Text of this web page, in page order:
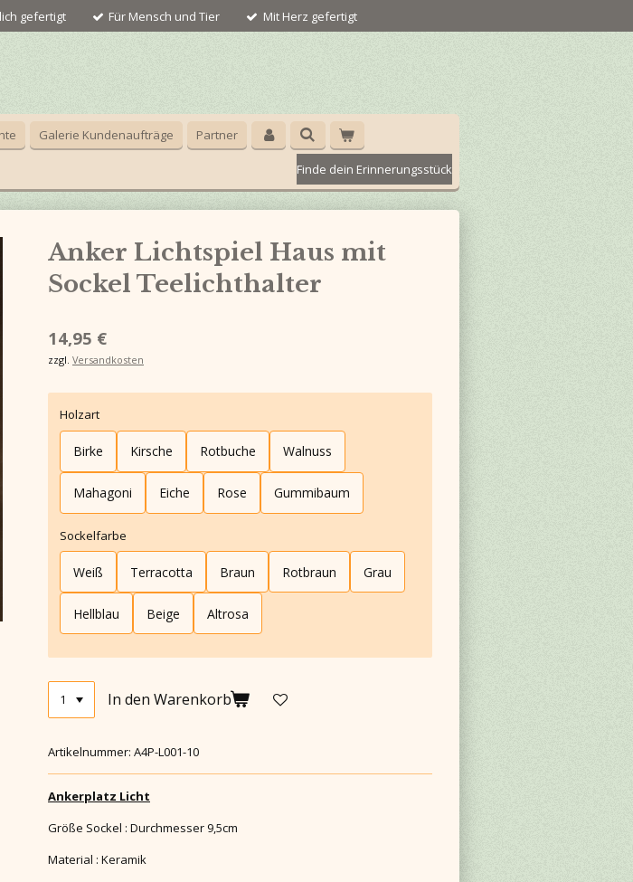
gefertigt Für Mensch und Tier Mit Herz gefertigt
Galerie Kundenaufträge Partner
Finde dein Erinnerungsstück
Anker Lichtspiel Haus mit
Sockel Teelichthalter
14,95 €
zzgl. Versandkosten
Holzart
Birke Kirsche Rotbuche Walnuss
Mahagoni Eiche Rose Gummibaum
Sockelfarbe
Weiß Terracotta Braun Rotbraun Grau
Hellblau Beige Altrosa
In den Warenkorb
Artikelnummer: A4P-L001-10
Ankerplatz Licht
Größe Sockel : Durchmesser 9,5cm
Material : Keramik